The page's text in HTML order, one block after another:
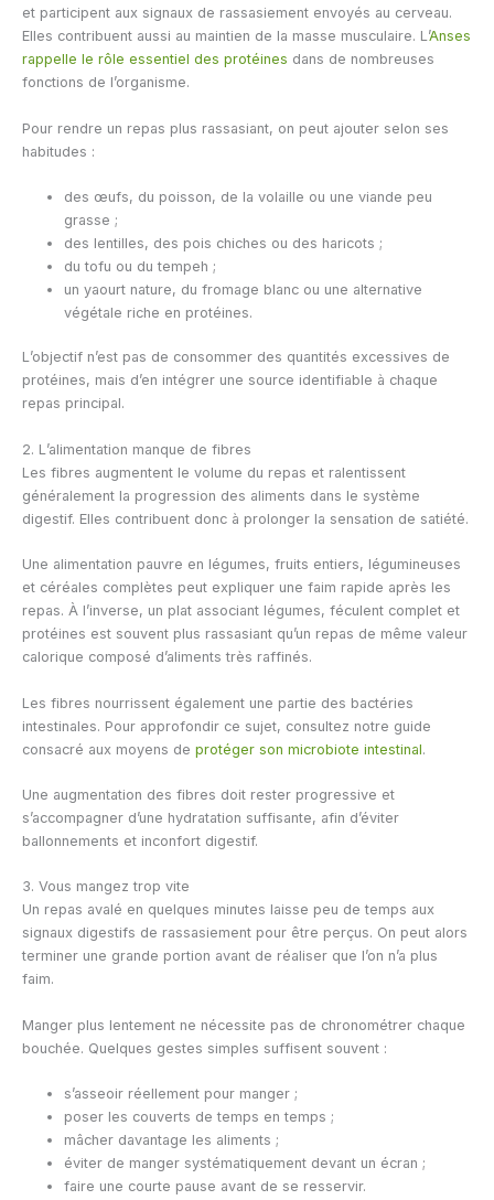
et participent aux signaux de rassasiement envoyés au cerveau.
Elles contribuent aussi au maintien de la masse musculaire. L’Anses
rappelle le rôle essentiel des protéines dans de nombreuses
fonctions de l’organisme.
Pour rendre un repas plus rassasiant, on peut ajouter selon ses
habitudes :
des œufs, du poisson, de la volaille ou une viande peu
grasse ;
des lentilles, des pois chiches ou des haricots ;
du tofu ou du tempeh ;
un yaourt nature, du fromage blanc ou une alternative
végétale riche en protéines.
L’objectif n’est pas de consommer des quantités excessives de
protéines, mais d’en intégrer une source identifiable à chaque
repas principal.
2. L’alimentation manque de fibres
Les fibres augmentent le volume du repas et ralentissent
généralement la progression des aliments dans le système
digestif. Elles contribuent donc à prolonger la sensation de satiété.
Une alimentation pauvre en légumes, fruits entiers, légumineuses
et céréales complètes peut expliquer une faim rapide après les
repas. À l’inverse, un plat associant légumes, féculent complet et
protéines est souvent plus rassasiant qu’un repas de même valeur
calorique composé d’aliments très raffinés.
Les fibres nourrissent également une partie des bactéries
intestinales. Pour approfondir ce sujet, consultez notre guide
consacré aux moyens de protéger son microbiote intestinal.
Une augmentation des fibres doit rester progressive et
s’accompagner d’une hydratation suffisante, afin d’éviter
ballonnements et inconfort digestif.
3. Vous mangez trop vite
Un repas avalé en quelques minutes laisse peu de temps aux
signaux digestifs de rassasiement pour être perçus. On peut alors
terminer une grande portion avant de réaliser que l’on n’a plus
faim.
Manger plus lentement ne nécessite pas de chronométrer chaque
bouchée. Quelques gestes simples suffisent souvent :
s’asseoir réellement pour manger ;
poser les couverts de temps en temps ;
mâcher davantage les aliments ;
éviter de manger systématiquement devant un écran ;
faire une courte pause avant de se resservir.